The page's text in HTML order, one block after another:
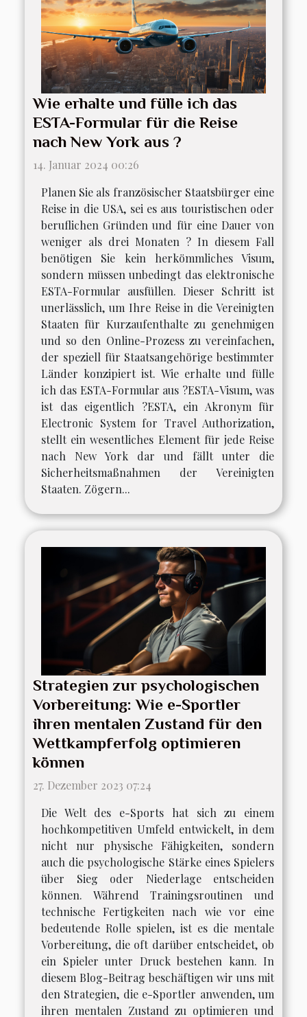
Wie erhalte und fülle ich das
ESTA-Formular für die Reise
nach New York aus ?
14. Januar 2024 00:26
Planen Sie als französischer Staatsbürger eine
Reise in die USA, sei es aus touristischen oder
beruflichen Gründen und für eine Dauer von
weniger als drei Monaten ? In diesem Fall
benötigen Sie kein herkömmliches Visum,
sondern müssen unbedingt das elektronische
ESTA-Formular ausfüllen. Dieser Schritt ist
unerlässlich, um Ihre Reise in die Vereinigten
Staaten für Kurzaufenthalte zu genehmigen
und so den Online-Prozess zu vereinfachen,
der speziell für Staatsangehörige bestimmter
Länder konzipiert ist. Wie erhalte und fülle
ich das ESTA-Formular aus ?ESTA-Visum, was
ist das eigentlich ?ESTA, ein Akronym für
Electronic System for Travel Authorization,
stellt ein wesentliches Element für jede Reise
nach New York dar und fällt unter die
Sicherheitsmaßnahmen der Vereinigten
Staaten. Zögern...
Strategien zur psychologischen
Vorbereitung: Wie e-Sportler
ihren mentalen Zustand für den
Wettkampferfolg optimieren
können
27. Dezember 2023 07:24
Die Welt des e-Sports hat sich zu einem
hochkompetitiven Umfeld entwickelt, in dem
nicht nur physische Fähigkeiten, sondern
auch die psychologische Stärke eines Spielers
über Sieg oder Niederlage entscheiden
können. Während Trainingsroutinen und
technische Fertigkeiten nach wie vor eine
bedeutende Rolle spielen, ist es die mentale
Vorbereitung, die oft darüber entscheidet, ob
ein Spieler unter Druck bestehen kann. In
diesem Blog-Beitrag beschäftigen wir uns mit
den Strategien, die e-Sportler anwenden, um
ihren mentalen Zustand zu optimieren und